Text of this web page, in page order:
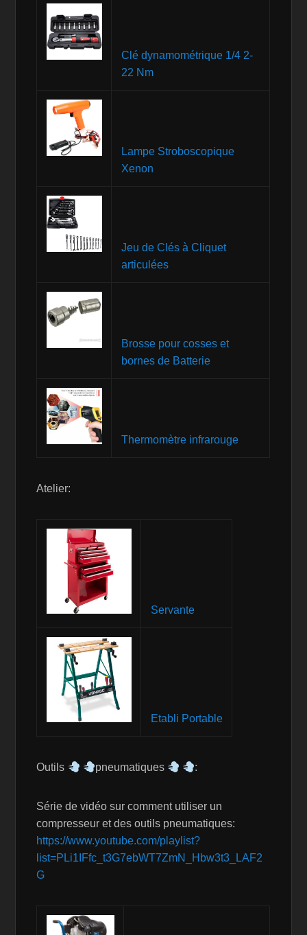
Clé dynamométrique 1/4 2-
22 Nm
Lampe Stroboscopique
Xenon
Jeu de Clés à Cliquet
articulées
Brosse pour cosses et
bornes de Batterie
Thermomètre infrarouge
Atelier:
Servante
Etabli Portable
Outils pneumatiques :
Série de vidéo sur comment utiliser un
compresseur et des outils pneumatiques:
https://www.youtube.com/playlist?
list=PLi1IFfc_t3G7ebWT7ZmN_Hbw3t3_LAF2
G